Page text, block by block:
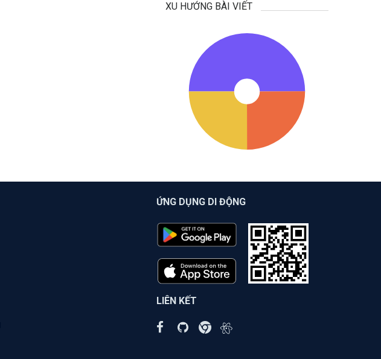
XU HƯỚNG BÀI VIẾT
ỨNG DỤNG DI ĐỘNG
LIÊN KẾT